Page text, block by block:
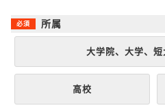
所属
大学院、大学、
高校